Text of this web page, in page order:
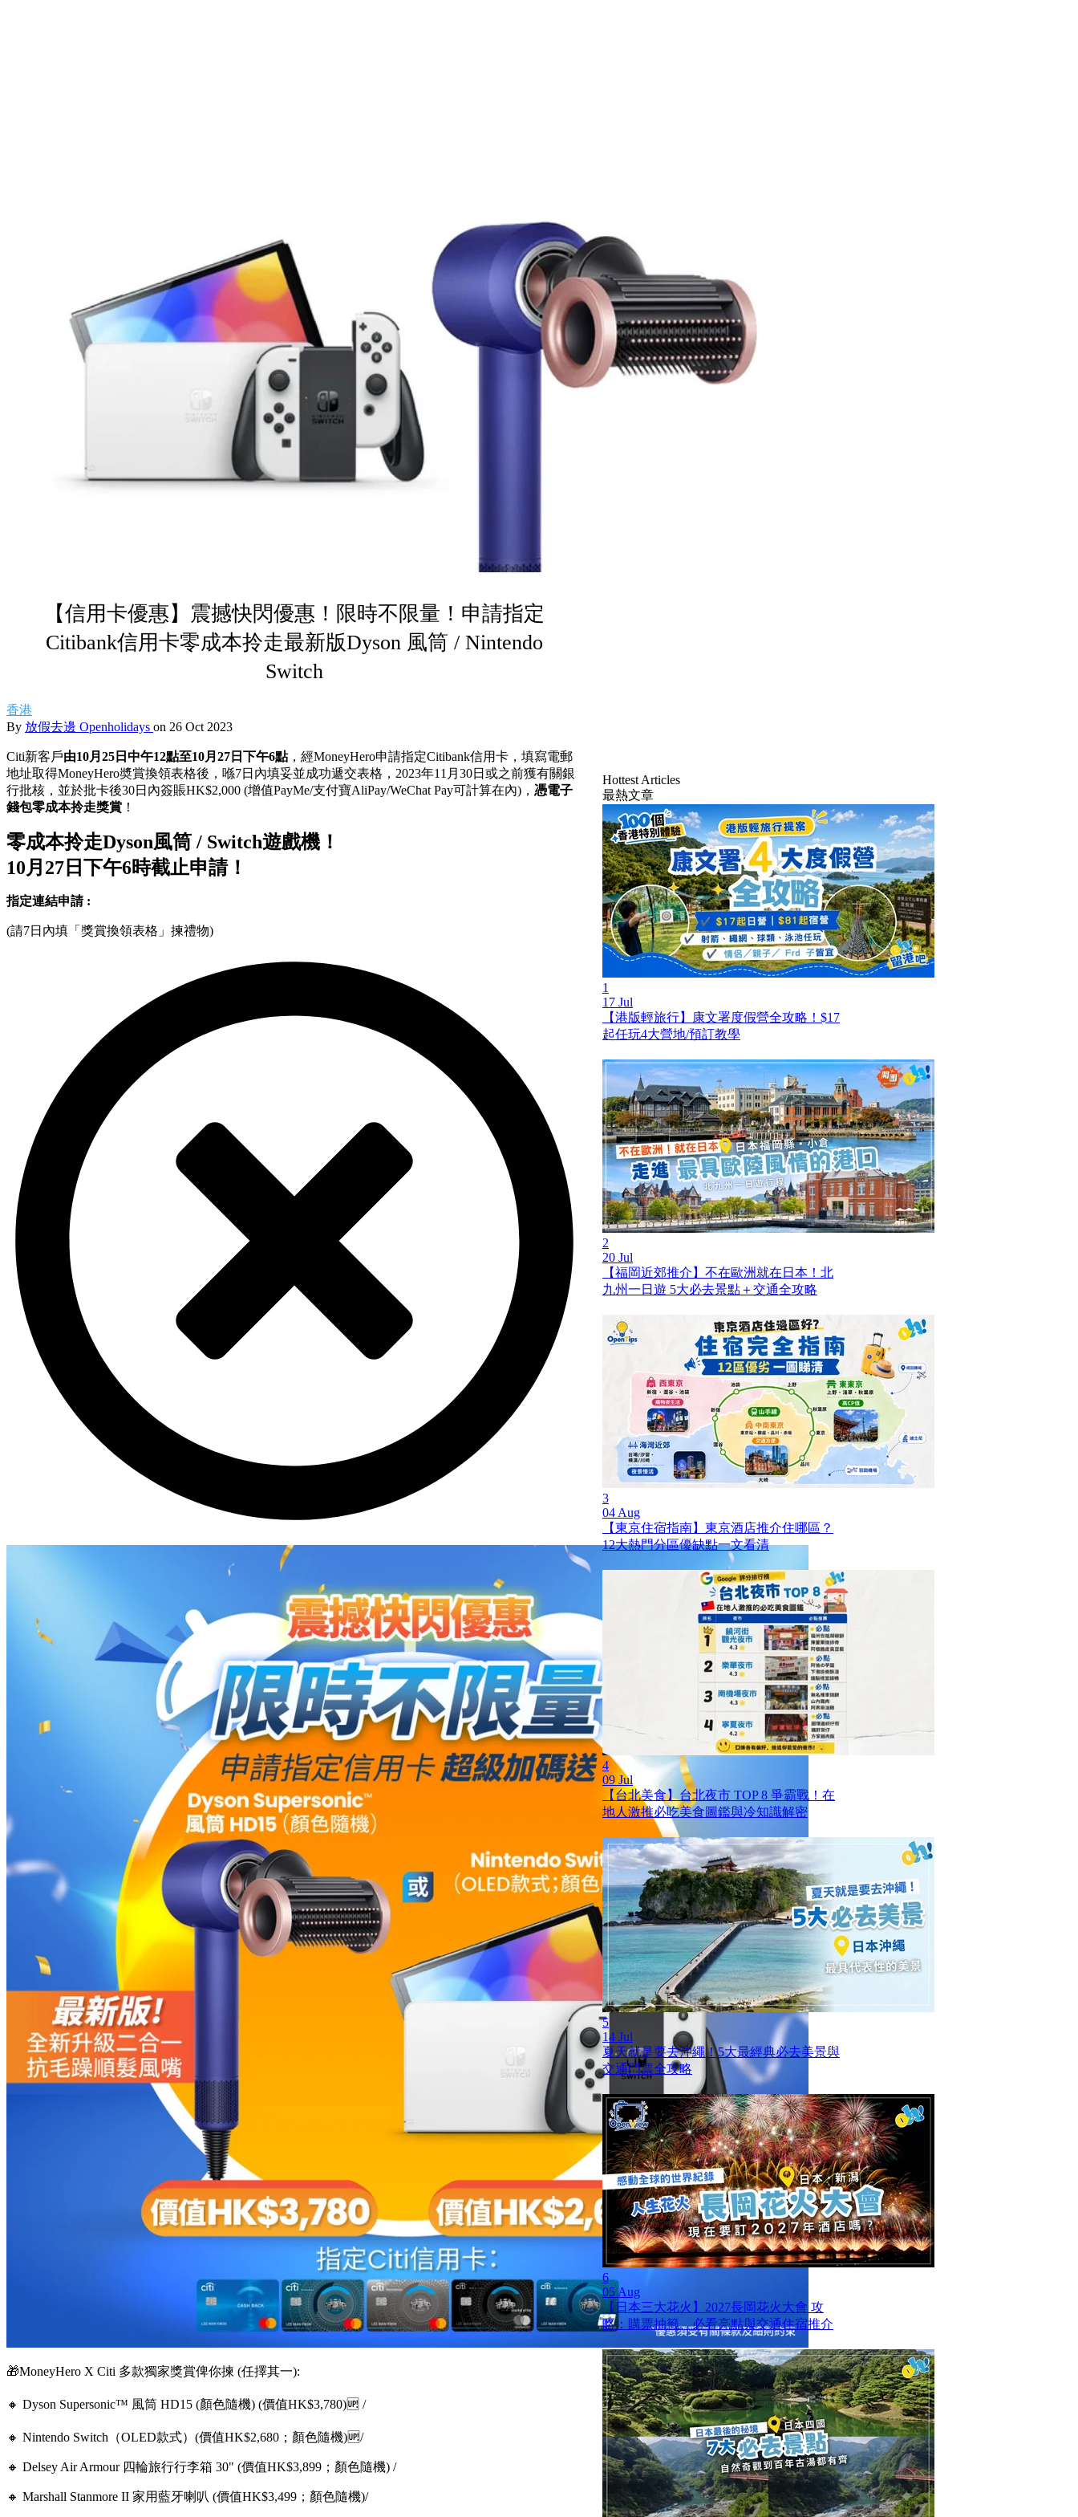
【信用卡優惠】震撼快閃優惠！限時不限量！申請指定
Citibank信用卡零成本拎走最新版Dyson 風筒 / Nintendo
Switch
香港
By 放假去邊 Openholidays on 26 Oct 2023
Citi新客戶由10月25日中午12點至10月27日下午6點，經MoneyHero申請指定Citibank信用卡，填寫電郵
地址取得MoneyHero奬賞換領表格後，喺7日內填妥並成功遞交表格，2023年11月30日或之前獲有關銀
行批核，並於批卡後30日內簽賬HK$2,000 (增值PayMe/支付寶AliPay/WeChat Pay可計算在內)， 憑電子
錢包零成本拎走獎賞 ！
零成本拎走Dyson風筒 / Switch遊戲機！
10月27日下午6時截止申請！
指定連結申請 :
(請7日內填「獎賞換領表格」揀禮物)
🎁MoneyHero X Citi 多款獨家獎賞俾你揀 (任擇其一):
🔸 Dyson Supersonic™ 風筒 HD15 (顏色隨機) (價值HK$3,780)🆙 /
🔸 Nintendo Switch（OLED款式）(價值HK$2,680；顏色隨機)🆙/
🔸 Delsey Air Armour 四輪旅行行李箱 30" (價值HK$3,899；顏色隨機) /
🔸 Marshall Stanmore II 家用藍牙喇叭 (價值HK$3,499；顏色隨機)/
Hottest Articles
最熱文章
1
17 Jul
【港版輕旅行】康文署度假營全攻略！$17
起任玩4大營地/預訂教學
2
20 Jul
【福岡近郊推介】不在歐洲就在日本！北
九州一日遊 5大必去景點＋交通全攻略
3
04 Aug
【東京住宿指南】東京酒店推介住哪區？
12大熱門分區優缺點一文看清
4
09 Jul
【台北美食】台北夜市 TOP 8 爭霸戰！在
地人激推必吃美食圖鑑與冷知識解密
5
14 Jul
夏天就是要去沖繩！5大最經典必去美景與
交通門票全攻略
6
05 Aug
【日本三大花火】2027長岡花火大會 攻
略：購票抽籤、必看亮點與交通住宿推介